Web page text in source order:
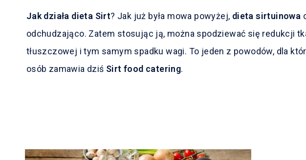
Jak działa dieta Sirt? Jak już była mowa powyżej, dieta sirtuinowa
odchudzająco. Zatem stosując ją, można spodziewać się redukcji
tłuszczowej i tym samym spadku wagi. To jeden z powodów, dla
osób zamawia dziś Sirt food catering.